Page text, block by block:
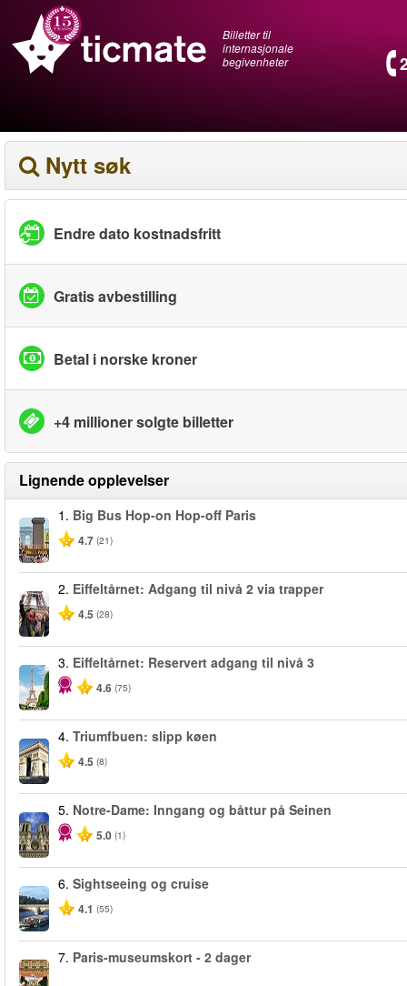
Billetter til
internasjonale
begivenheter
Nytt søk
Endre dato kostnadsfritt
Gratis avbestilling
Betal i norske kroner
+4 millioner solgte billetter
Lignende opplevelser
1. Big Bus Hop-on Hop-off Paris
4.7 (21)
2. Eiffeltårnet: Adgang til nivå 2 via trapper
4.5 (28)
3. Eiffeltårnet: Reservert adgang til nivå 3
4.6 (75)
4. Triumfbuen: slipp køen
4.5 (8)
5. Notre-Dame: Inngang og båttur på Seinen
5.0 (1)
6. Sightseeing og cruise
4.1 (55)
7. Paris-museumskort - 2 dager